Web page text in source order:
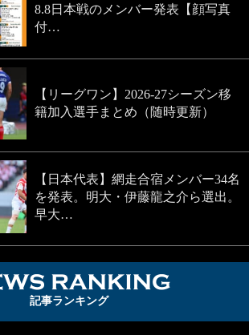
8.8日本戦のメンバー発表【顔写真
付…
【リーグワン】2026-27シーズン移
籍加入選手まとめ（随時更新）
【日本代表】網走合宿メンバー34名
を発表。明大・伊藤龍之介ら選出。
早大…
記事ランキング